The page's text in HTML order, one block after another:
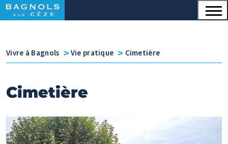
Panneau de gestion des cookies
Menu principal
Contenu
Vivre à Bagnols vVie pratiquev Cimetière
Cimetière